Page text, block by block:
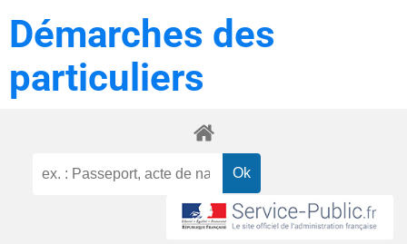
Démarches des
particuliers